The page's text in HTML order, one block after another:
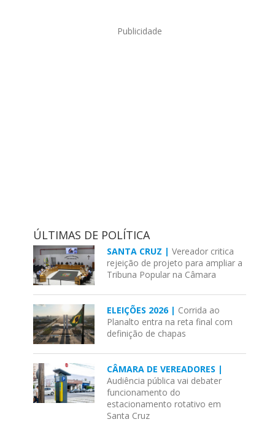
Publicidade
ÚLTIMAS DE POLÍTICA
SANTA CRUZ |Vereador critica
rejeição de projeto para ampliar a
Tribuna Popular na Câmara
ELEIÇÕES 2026 | Corrida ao
Planalto entra na reta final com
definição de chapas
CÂMARA DE VEREADORES |
Audiência pública vai debater
funcionamento do
estacionamento rotativo em
Santa Cruz